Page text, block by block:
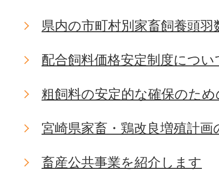
県内の市町村別家畜飼養頭
配合飼料価格安定制度につい
粗飼料の安定的な確保のた
宮崎県家畜・鶏改良増殖計
畜産公共事業を紹介します